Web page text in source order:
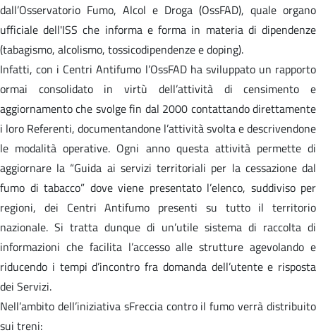
dall’Osservatorio Fumo, Alcol e Droga (OssFAD), quale organo
ufficiale dell'ISS che informa e forma in materia di dipendenze
(tabagismo, alcolismo, tossicodipendenze e doping).
Infatti, con i Centri Antifumo l’OssFAD ha sviluppato un rapporto
ormai consolidato in virtù dell’attività di censimento e
aggiornamento che svolge fin dal 2000 contattando direttamente
i loro Referenti, documentandone l’attività svolta e descrivendone
le modalità operative. Ogni anno questa attività permette di
aggiornare la “Guida ai servizi territoriali per la cessazione dal
fumo di tabacco” dove viene presentato l’elenco, suddiviso per
regioni, dei Centri Antifumo presenti su tutto il territorio
nazionale. Si tratta dunque di un’utile sistema di raccolta di
informazioni che facilita l’accesso alle strutture agevolando e
riducendo i tempi d’incontro fra domanda dell’utente e risposta
dei Servizi.
Nell’ambito dell’iniziativa sFreccia contro il fumo verrà distribuito
sui treni: